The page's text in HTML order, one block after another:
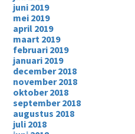
juni 2019
mei 2019
april 2019
maart 2019
februari 2019
januari 2019
december 2018
november 2018
oktober 2018
september 2018
augustus 2018
juli 2018